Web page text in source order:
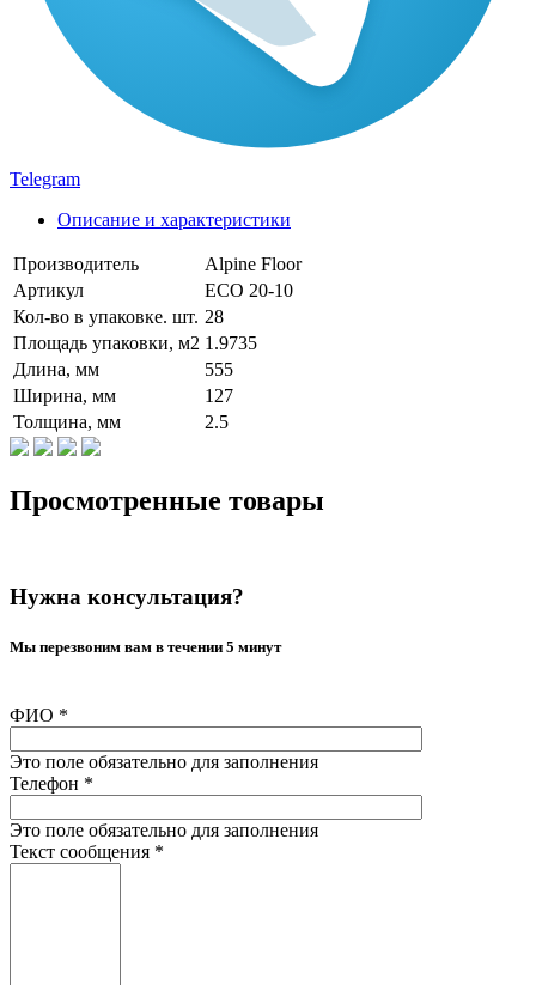
Telegram
Описание и характеристики
Производитель
Alpine Floor
Артикул
ECO 20-10
Кол-во в упаковке. шт. 28
Площадь упаковки, м2 1.9735
Длина, мм
555
Ширина, мм
127
Толщина, мм
2.5
Просмотренные товары
Нужна консультация?
Мы перезвоним вам в течении 5 минут
ФИО *
Это поле обязательно для заполнения
Телефон *
Это поле обязательно для заполнения
Текст сообщения *